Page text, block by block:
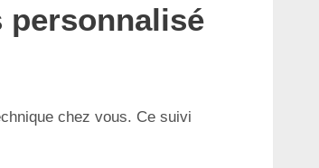
personnalisé
chez vous. Ce suivi